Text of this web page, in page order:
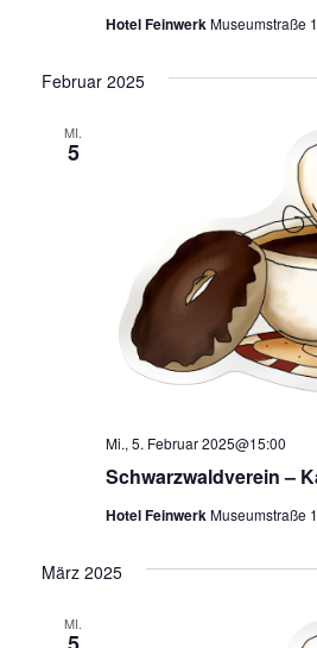
Hotel FeinwerkMuseumstraße
Februar 2025
MI.
5
Schwarzwaldverein –
Mi., 5. Februar 2025@15:00
Hotel FeinwerkMuseumstraße
März 2025
MI.